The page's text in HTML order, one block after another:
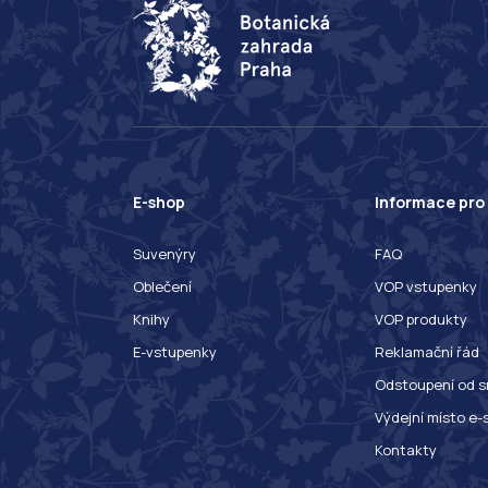
E-shop
Suvenýry
Oblečení
Knihy
E-vstupenky
Informace pro
FAQ
VOP vstupenky
VOP produkty
Reklamační řád
Odstoupení od
Výdejní místo e-
Kontakty